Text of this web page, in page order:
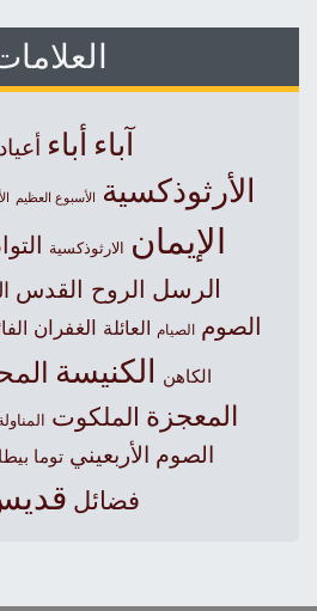
العلامات
آباءأباء أعياد
الأرثوذكسية الأسبوع العظيم الألم
الإيمان الارثوذكسية
الرسل الروح القدس
الصوم الصيام العائلة الغفران
الكاهن الكنيسة
المعجزة الملكوت المناولة
الصوم الأربعيني توما بيطار
فضائل قديس